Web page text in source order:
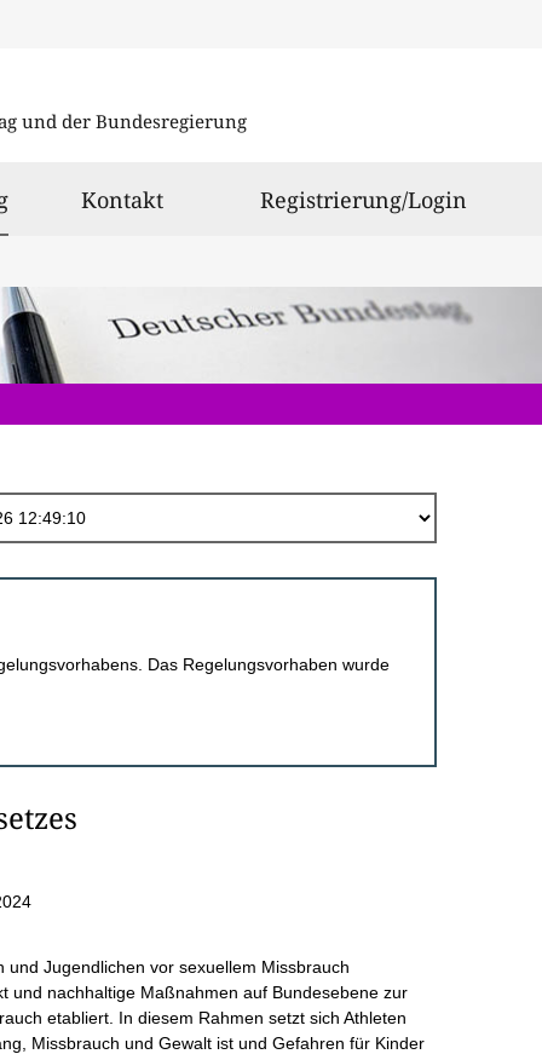
und der Bundesregierung
ausgewählt
Kontakt Registrierung/Login
Das Regelungsvorhaben wurde
Jugendlichen vor sexuellem Missbrauch
und nachhaltige Maßnahmen auf Bundesebene zur
etabliert. In diesem Rahmen setzt sich Athleten
Missbrauch und Gewalt ist und Gefahren für Kinder